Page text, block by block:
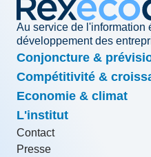
Au service de l'information
développement des
Conjoncture &
Compétitivité &
Economie & climat
L'institut
Contact
Presse